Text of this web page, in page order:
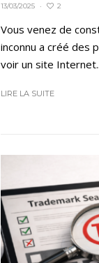
13/03/2025 · 2
Vous venez de
inconnu a créé des
voir un site
LIRE LA SUITE